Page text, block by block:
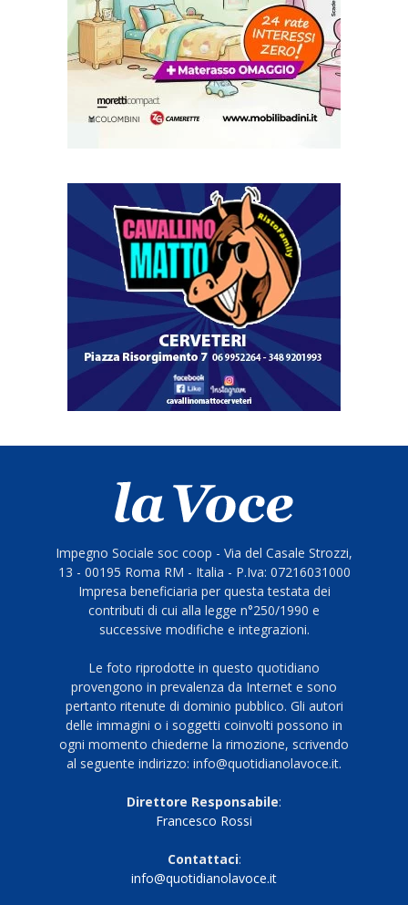
Impegno Sociale soc coop - Via del Casale Strozzi,
13 - 00195 Roma RM - Italia - P.Iva: 07216031000
Impresa beneficiaria per questa testata dei
contributi di cui alla legge n°250/1990 e
successive modifiche e integrazioni.
Le foto riprodotte in questo quotidiano
provengono in prevalenza da Internet e sono
pertanto ritenute di dominio pubblico. Gli autori
delle immagini o i soggetti coinvolti possono in
ogni momento chiederne la rimozione, scrivendo
al seguente indirizzo: info@quotidianolavoce.it.
Direttore Responsabile:
Francesco Rossi
Contattaci:
info@quotidianolavoce.it